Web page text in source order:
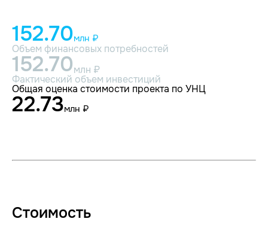
152.70млн ₽
Объем финансовых потребностей
152.70млн ₽
Фактический объем инвестиций
Общая оценка стоимости проекта по УНЦ
22.73млн ₽
Стоимость